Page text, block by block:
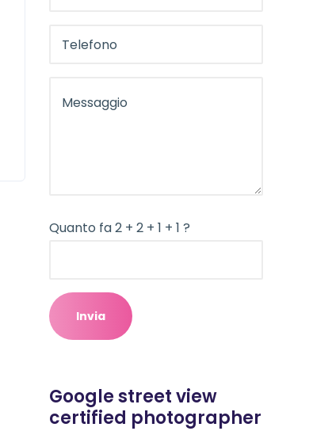
Quanto fa 2 + 2 + 1 + 1 ?
Google street view
certified photographer